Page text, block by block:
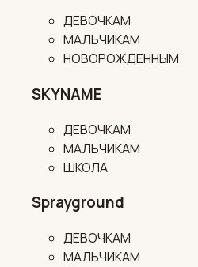
ДЕВОЧКАМ
МАЛЬЧИКАМ
НОВОРОЖДЕННЫМ
SKYNAME
ДЕВОЧКАМ
МАЛЬЧИКАМ
ШКОЛА
Sprayground
ДЕВОЧКАМ
МАЛЬЧИКАМ